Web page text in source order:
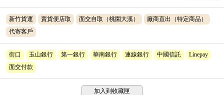
新竹貨運 賣貨便店取 面交自取（桃園大溪）
廠商直出（特定商品）
代寄客戶
街口 玉山銀行 第一銀行 華南銀行 連線銀行 中國信託
Linepay
面交付款
加入到收藏匣